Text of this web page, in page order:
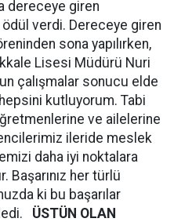
dereceye giren
verdi. Dereceye giren
sona yapılırken,
Lisesi Müdürü Nuri
çalışmalar sonucu elde
kutluyorum. Tabi
ve ailelerine
ileride meslek
daha iyi noktalara
Başarınız her türlü
ki bu başarılar
ÜSTÜN OLAN